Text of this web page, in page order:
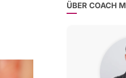
ÜBER COACH